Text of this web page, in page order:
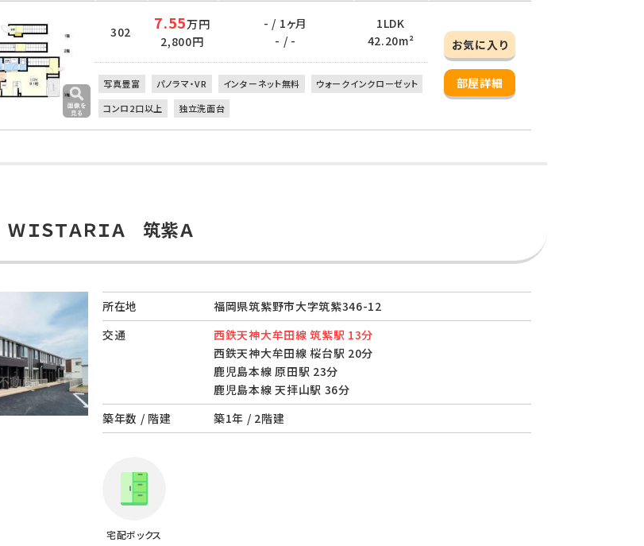
302 7.55万円
2,800円
- / 1ヶ月
- / -
1LDK
42.20m²
お気に入り
部屋詳細
写真豊富 パノラマ・VR インターネット無料
ウォークインクローゼット
コンロ2口以上
独立洗面台
ＷＩＳＴＡＲＩＡ 筑紫Ａ
所在地
福岡県筑紫野市大字筑紫346-12
交通
西鉄天神大牟田線 筑紫駅 13分
西鉄天神大牟田線 桜台駅 20分
鹿児島本線 原田駅 23分
鹿児島本線 天拝山駅 36分
築年数 / 階建
築1年 / 2階建
宅配ボックス